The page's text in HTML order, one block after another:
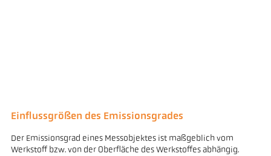
Einflussgrößen des Emissionsgrades
Der Emissionsgrad eines Messobjektes ist maßgeblich vom
Werkstoff bzw. von der Oberfläche des Werkstoffes abhängig.